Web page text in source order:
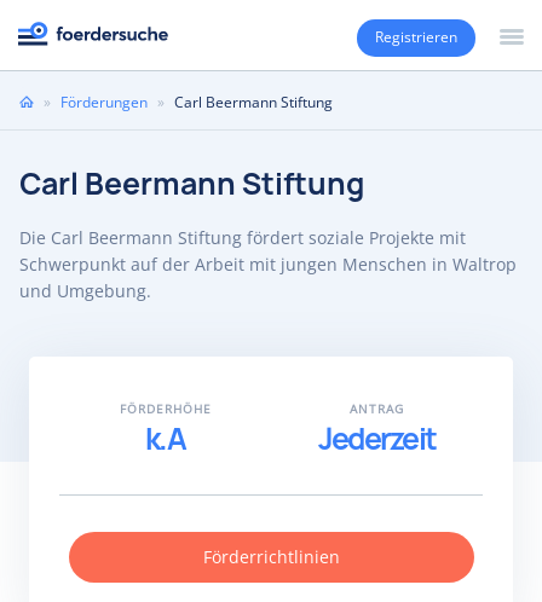
Registrieren
Sie» Förderungen » Carl Beermann Stiftung
Carl Beermann Stiftung
Die Carl Beermann Stiftung fördert soziale Projekte mit
Schwerpunkt auf der Arbeit mit jungen Menschen in Waltrop
und Umgebung.
FÖRDERHÖHE
k.A
ANTRAG
Jederzeit
Förderrichtlinien